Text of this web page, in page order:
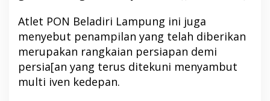
Atlet PON Beladiri Lampung ini juga
menyebut penampilan yang telah diberikan
merupakan rangkaian persiapan demi
persia[an yang terus ditekuni menyambut
multi iven kedepan.